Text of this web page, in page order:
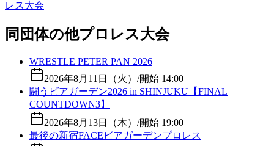
レス大会
同団体の他プロレス大会
WRESTLE PETER PAN 2026
2026年8月11日（火） /開始 14:00
闘うビアガーデン2026 in SHINJUKU【FINAL
COUNTDOWN3】
2026年8月13日（木） /開始 19:00
最後の新宿FACEビアガーデンプロレス